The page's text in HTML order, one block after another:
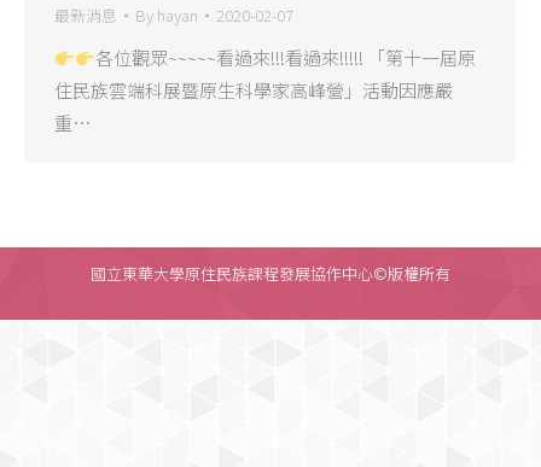
最新消息 By hayan 2020-02-07
各位觀眾~~~~~看過來!!!看過來!!!!! 「第十一屆原
住民族雲端科展暨原生科學家高峰營」活動因應嚴
重…
國立東華大學原住民族課程發展協作中心©版權所有